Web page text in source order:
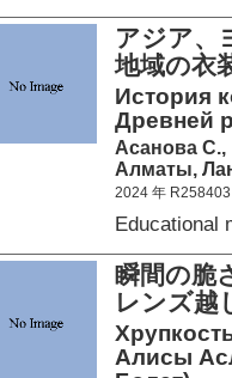
アジア、
地域の
История
Древней
Асанова
Алматы,
2024 年 R258403
Educational
瞬間の脆
レンズ越
Алисы